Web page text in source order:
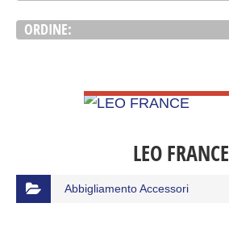
ORDINE:
LEO FRANCE
Abbigliamento Accessori